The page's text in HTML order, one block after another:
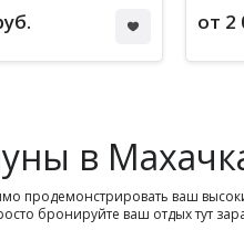
от 2
в
продемонстрировать ваш
бронируйте ваш отдых тут